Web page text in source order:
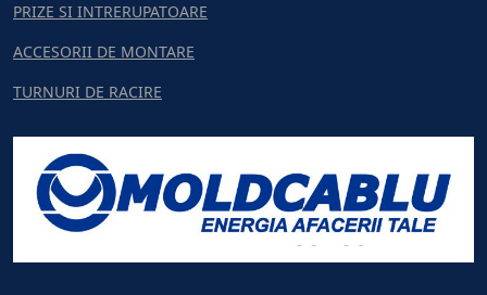
PRIZE SI INTRERUPATOARE
ACCESORII DE MONTARE
TURNURI DE RACIRE